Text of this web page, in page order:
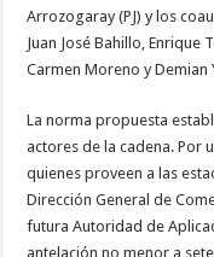
Arrozogaray (PJ) y los
Juan José Bahillo, Enrique
Carmen Moreno y Demian
La norma propuesta
actores de la cadena. Por
quienes proveen a las
Dirección General de
futura Autoridad de
antelación no menor a